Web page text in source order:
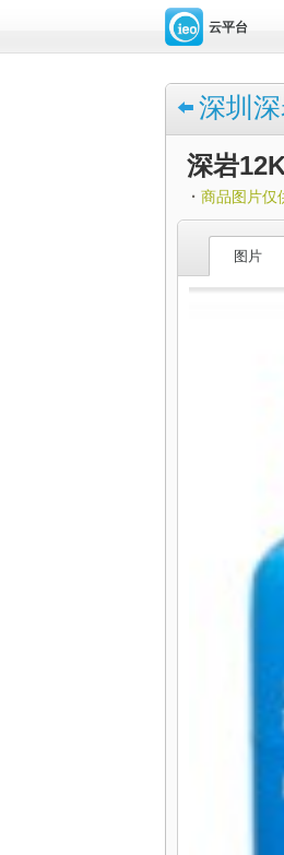
云平台
深圳
深岩
· 商品图片仅
图片